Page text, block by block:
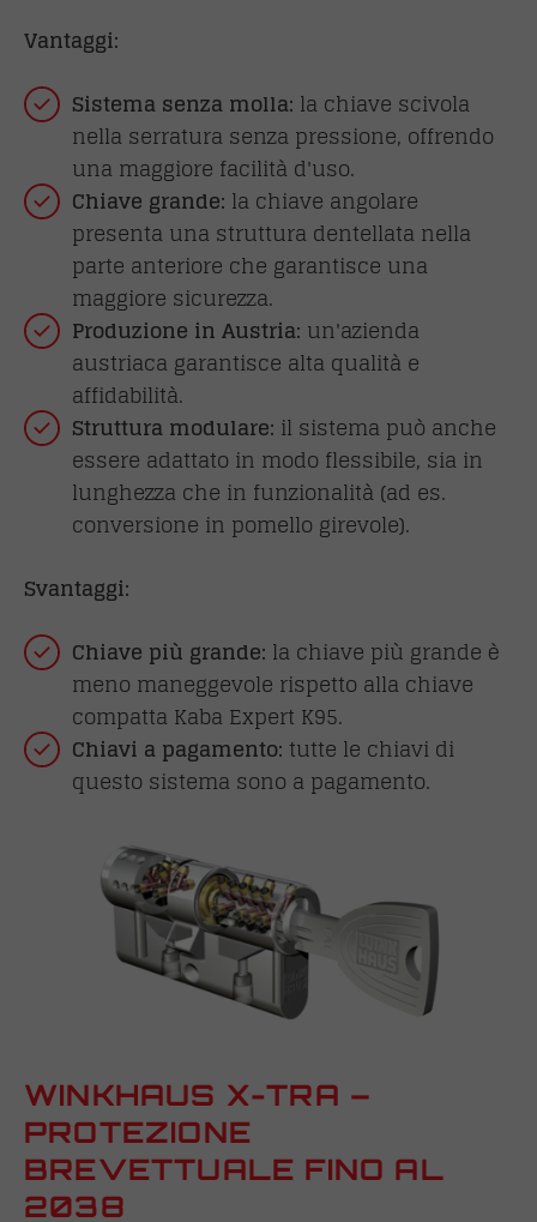
Vantaggi:
Sistema senza molla: la chiave scivola
nella serratura senza pressione, offrendo
una maggiore facilità d'uso.
Chiave grande: la chiave angolare
presenta una struttura dentellata nella
parte anteriore che garantisce una
maggiore sicurezza.
Produzione in Austria: un'azienda
austriaca garantisce alta qualità e
affidabilità.
Struttura modulare: il sistema può anche
essere adattato in modo flessibile, sia in
lunghezza che in funzionalità (ad es.
conversione in pomello girevole).
Svantaggi:
Chiave più grande: la chiave più grande è
meno maneggevole rispetto alla chiave
compatta Kaba Expert K95.
Chiavi a pagamento:tutte le chiavi di
questo sistema sono a pagamento.
WINKHAUS X-TRA –
PROTEZIONE
BREVETTUALE FINO AL
2038